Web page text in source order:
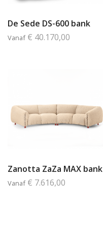
De Sede DS-600 bank
Vanaf € 40.170,00
Zanotta ZaZa MAX bank
Vanaf € 7.616,00